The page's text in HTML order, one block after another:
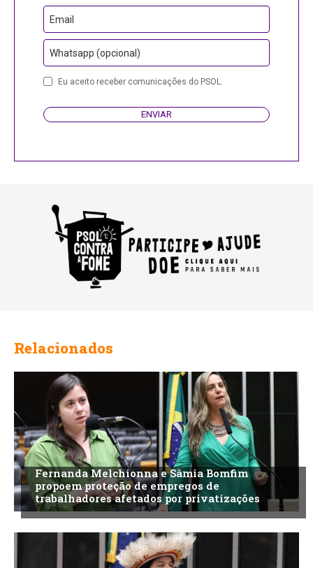
Email
Whatsapp (opcional)
Eu aceito receber comunicações do PSOL.
ENVIAR
Relacionados
Fernanda Melchionna e Sâmia Bomfim
propoem proteção de empregos de
trabalhadores afetados por privatizações